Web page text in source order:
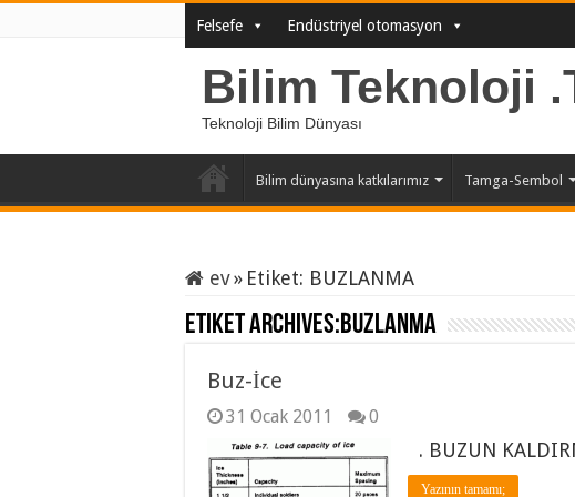
Felsefe Endüstriyel otomasyon
Bilim Teknoloji
Teknoloji Bilim Dünyası
Bilim dünyasına katkılarımız Tamga-Sembol
ev» Etiket: BUZLANMA
Etiket Archives:BUZLANMA
Buz-İce
31 Ocak 2011 0
. BUZUN
Yazının tamamı;